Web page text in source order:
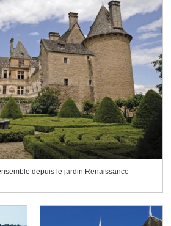
depuis le jardin Renaissance